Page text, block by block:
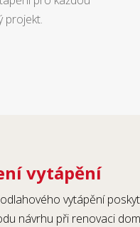
projekt.
vytápění
vytápění
návrhu při renovaci